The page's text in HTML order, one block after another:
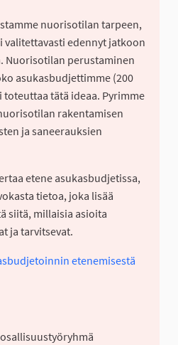
nuorisotilan tarpeen,
valitettavasti edennyt jatkoon
Nuorisotilan perustaminen
asukasbudjettimme (200
toteuttaa tätä ideaa. Pyrimme
rakentamisen
ja saneerauksien
etene asukasbudjetissa,
tietoa, joka lisää
siitä, millaisia asioita
ja tarvitsevat.
etenemisestä